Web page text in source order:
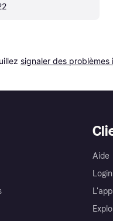
signaler des problèmes
Aide
Login